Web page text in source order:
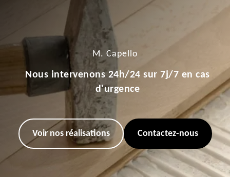
M. Capello
Nous intervenons 24h/24 sur 7j/7 en cas
d'urgence
Voir nos réalisations Contactez-nous